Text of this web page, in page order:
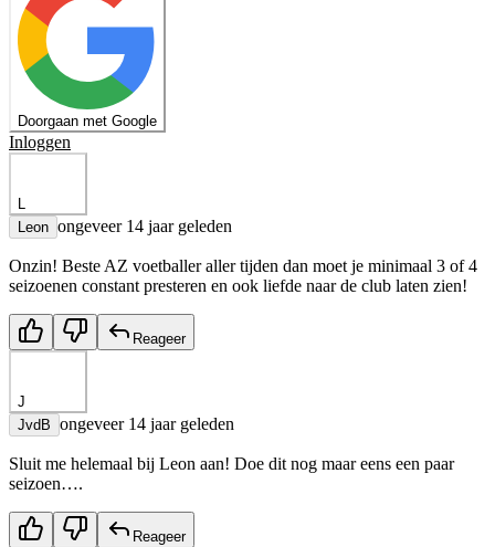
Doorgaan met Google
Inloggen
L
Leon ongeveer 14 jaar geleden
Onzin! Beste AZ voetballer aller tijden dan moet je minimaal 3 of 4
seizoenen constant presteren en ook liefde naar de club laten zien!
Reageer
J
JvdB ongeveer 14 jaar geleden
Sluit me helemaal bij Leon aan! Doe dit nog maar eens een paar
seizoen….
Reageer